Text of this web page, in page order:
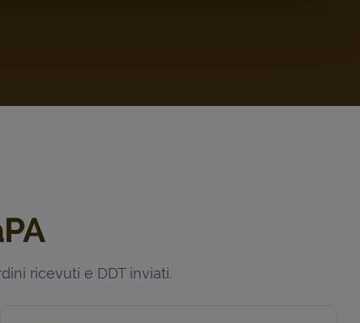
ricevuti e DDT inviati.